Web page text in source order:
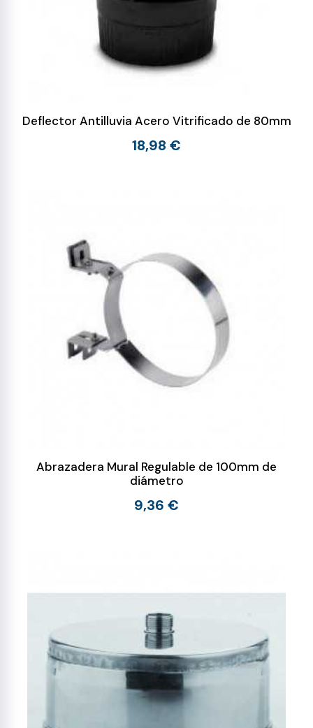
Deflector Antilluvia Acero Vitrificado de 80mm
18,98 €
Abrazadera Mural Regulable de 100mm de
diámetro
9,36 €